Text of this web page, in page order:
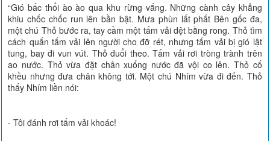
“Gió bấc thổi ào ào qua khu rừng vắng. Những cành cây khẳng
khiu chốc chốc run lên bần bật. Mưa phùn lất phất Bên gốc đa,
một chú Thỏ bước ra, tay cầm một tấm vải dệt bằng rong. Thỏ tìm
cách quấn tấm vải lên người cho đỡ rét, nhưng tấm vải bị gió lật
tung, bay đi vun vút. Thỏ đuổi theo. Tấm vải rơi tròng trành trên
ao nước. Thỏ vừa đặt chân xuống nước đã vội co lên. Thỏ cố
khều nhưng đưa chân không tới. Một chú Nhím vừa đi đến. Thỏ
thấy Nhím liền nói:
- Tôi đánh rơi tấm vải khoác!